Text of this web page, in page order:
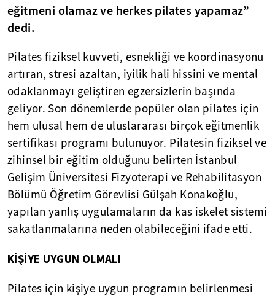
eğitmeni olamaz ve herkes pilates yapamaz”
dedi.
Pilates fiziksel kuvveti, esnekliği ve koordinasyonu
artıran, stresi azaltan, iyilik hali hissini ve mental
odaklanmayı geliştiren egzersizlerin başında
geliyor. Son dönemlerde popüler olan pilates için
hem ulusal hem de uluslararası birçok eğitmenlik
sertifikası programı bulunuyor. Pilatesin fiziksel ve
zihinsel bir eğitim olduğunu belirten İstanbul
Gelişim Üniversitesi Fizyoterapi ve Rehabilitasyon
Bölümü Öğretim Görevlisi Gülşah Konakoğlu,
yapılan yanlış uygulamaların da kas iskelet sistemi
sakatlanmalarına neden olabileceğini ifade etti.
KİŞİYE UYGUN OLMALI
Pilates için kişiye uygun programın belirlenmesi